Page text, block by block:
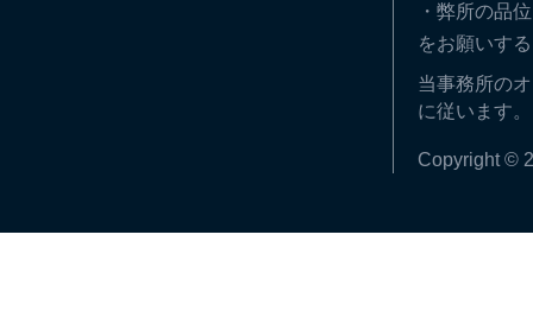
・弊所の品
をお願いす
当事務所の
に従います。
Copyright ©